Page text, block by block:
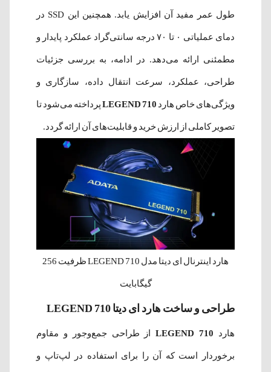
طول عمر مفید آن افزایش یابد. همچنین این SSD در
دمای عملیاتی ۰ تا ۷۰ درجه سانتی‌گراد عملکرد پایدار و
مطمئنی ارائه می‌دهد. در ادامه، به بررسی جزئیات
طراحی، عملکرد، سرعت انتقال داده، سازگاری و
ویژگی‌های خاص هارد LEGEND 710پرداخته می‌شود تا
تصویر کاملی از ارزش خرید و قابلیت‌های آن ارائه گردد.
هارد اینترنال ای دیتا مدل LEGEND 710 ظرفیت 256
گیگابایت
طراحی و ساخت هارد ای دیتا LEGEND 710
هارد LEGEND 710 از طراحی جمع‌وجور و مقاوم
برخوردار است که آن را برای استفاده در لپ‌تاپ و